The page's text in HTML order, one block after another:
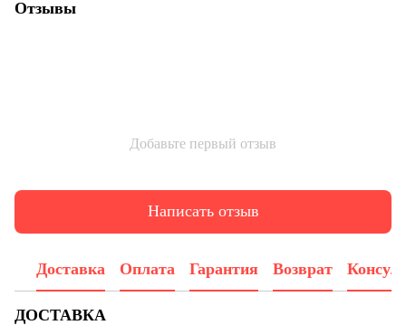
Отзывы
Добавьте первый отзыв
Написать отзыв
Доставка Оплата Гарантия Возврат
ДОСТАВКА